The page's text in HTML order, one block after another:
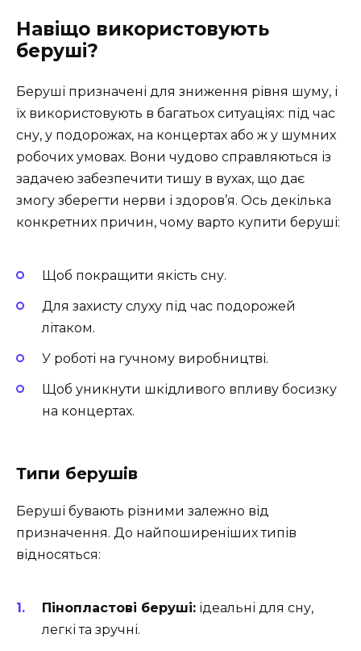
Навіщо використовують
беруші?
Беруші призначені для зниження рівня шуму, і
їх використовують в багатьох ситуаціях: під час
сну, у подорожах, на концертах або ж у шумних
робочих умовах. Вони чудово справляються із
задачею забезпечити тишу в вухах, що дає
змогу зберегти нерви і здоров’я. Ось декілька
конкретних причин, чому варто купити беруші:
Щоб покращити якість сну.
Для захисту слуху під час подорожей
літаком.
У роботі на гучному виробництві.
Щоб уникнути шкідливого впливу босизку
на концертах.
Типи берушів
Беруші бувають різними залежно від
призначення. До найпоширеніших типів
відносяться:
Пінопластові беруші: ідеальні для сну,
легкі та зручні.